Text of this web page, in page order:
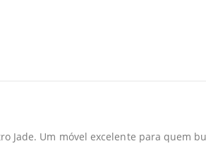
Jade. Um móvel excelente para quem